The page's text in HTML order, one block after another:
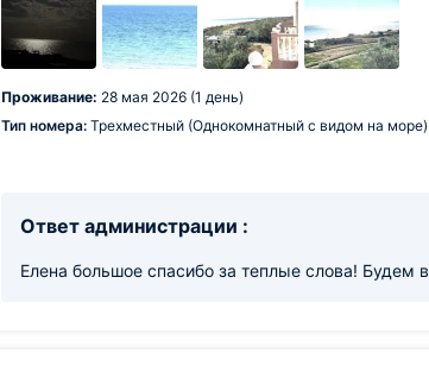
Проживание: 28 мая 2026 (1 день)
Тип номера: Трехместный (Однокомнатный с видом на море)
Ответ администрации :
Елена большое спасибо за теплые слова! Будем